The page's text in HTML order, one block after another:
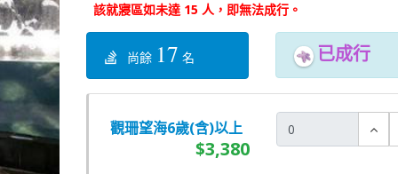
該就寢區如未達 15 人，即無法成行。
尚餘 17 名 已成行
觀珊望海6歲(含)以上
$3,380